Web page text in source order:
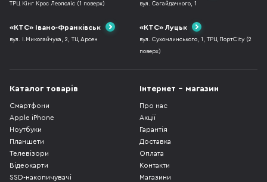
ТРЦ Кінг Крос Леополіс (1 поверх) вул. Сагайдачного, 1
«КТС» Івано-Франківськ
вул. І.Миколайчука, 2, ТЦ Арсен
«КТС» Луцьк
вул. Сухомлинського, 1, ТРЦ ПортCity (2
поверх)
Каталог товарів
Смартфони
Apple iPhone
Ноутбуки
Планшети
Телевізори
Відеокарти
SSD-накопичувачі
Інтернет - магазин
Про нас
Акції
Гарантія
Доставка
Оплата
Контакти
Магазини